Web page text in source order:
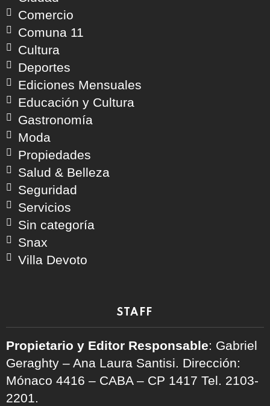
Comercio
Comuna 11
Cultura
Deportes
Ediciones Mensuales
Educación y Cultura
Gastronomía
Moda
Propiedades
Salud & Belleza
Seguridad
Servicios
Sin categoría
Snax
Villa Devoto
STAFF
Propietario y Editor Responsable: Gabriel
Geraghty – Ana Laura Santisi. Dirección:
Mónaco 4416 – CABA – CP 1417 Tel. 2103-
2201.